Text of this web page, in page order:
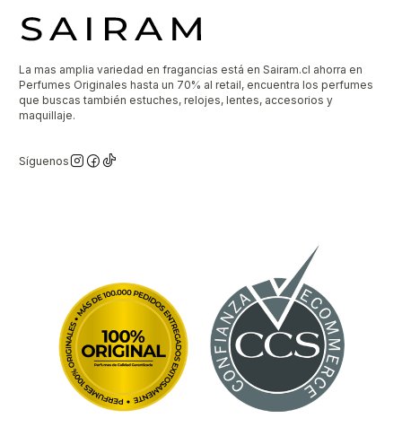
La mas amplia variedad en fragancias está en Sairam.cl ahorra en
Perfumes Originales hasta un 70% al retail, encuentra los perfumes
que buscas también estuches, relojes, lentes, accesorios y
maquillaje.
Síguenos